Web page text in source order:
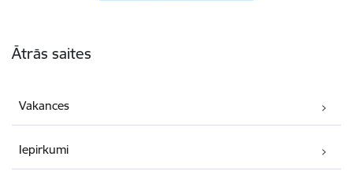
Ātrās saites
Vakances
Iepirkumi